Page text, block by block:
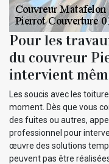
Pour les
du couvreur
intervient
Les soucis avec les
moment. Dès que vous
des fuites ou autres,
professionnel pour
œuvre des solutions
peuvent pas être